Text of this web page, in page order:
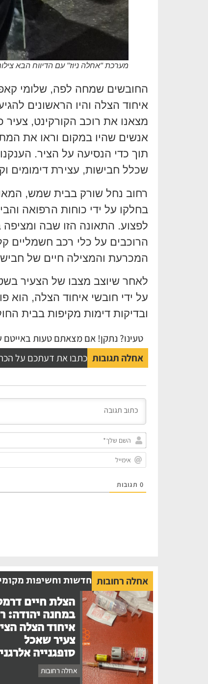
מערכת "אחלה ניוז" עם הדיווח הבא
החובשים שמחה לפה, שלומי
איחוד הצלה והיו הראשונים
אנשים שהיו במקום וראו את
תוך כדי הנסיעה על הציר.
שכלל חבישות, עצירת דימומים
רחוב נחל שורק בבית שמש,
בחלקו על ידי כוחות הרפואה
לפצוע. התאונה הזו שבה
הרוכבים על כלי רכב חשמליים
המכרעת והמצילה חיים של
לאחר שיוצב מצבו של הצעיר
על ידי חובשי איחוד הצלה, הוא
ובדיקות דימות מקיפות בבית
טעינו? נתקן! אם מצאתם טעות באייטם
אחלה תגובות כתבו את דעתכם על
0 תגובות
אחלה רחובות חדשות וחשיפות
הצלת חיים
במחנה יהודה:
איחוד הצלה
צעיר שאכל
סופגנייה
אחלה רחובות